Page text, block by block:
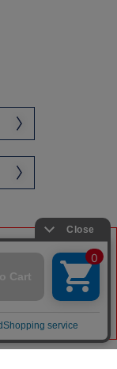
ングサイトにはご
ス（URL）をご確